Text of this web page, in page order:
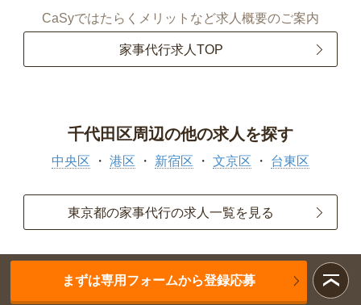
CaSyではたらくメリットなど求人概要のご案内
家事代行求人TOP
千代田区周辺の他の求人を探す
中央区 港区 新宿区 文京区 台東区
東京都の家事代行の求人一覧を見る
まずは専用フォームから登録応募